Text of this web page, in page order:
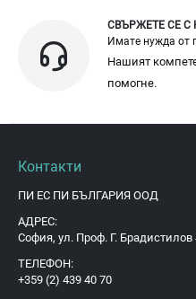
СВЪРЖЕТЕ СЕ С
Имате нужда от
Нашият
помогне.
Контакти
ПИ ЕС ПИ БЪЛГАРИЯ ООД
АДРЕС:
София, ул. Проф. Г. Брадистилов
ТЕЛЕФОН:
+359 (2) 439 40 70